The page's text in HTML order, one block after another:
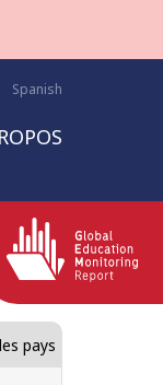
Spanish
pays